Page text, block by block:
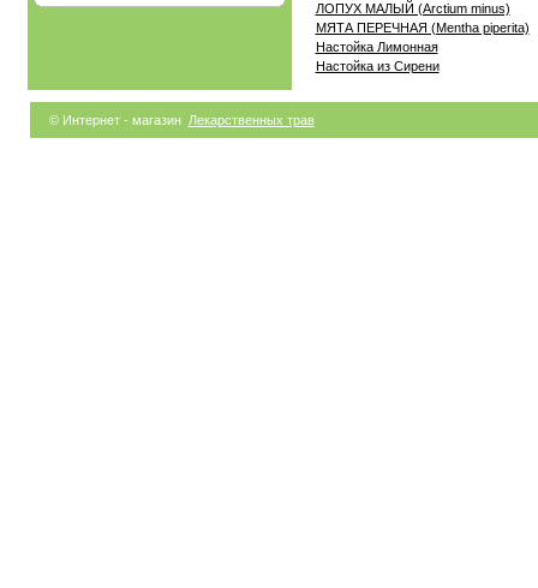
ЛОПУХ МАЛЫЙ (Arctium minus)
МЯТА ПЕРЕЧНАЯ (Mentha piperita)
Настойка Лимонная
Настойка из Сирени
© Интернет - магазин Лекарственных трав